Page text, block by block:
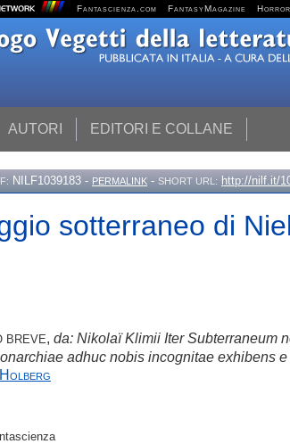
Fantascienza.com FantasyMagazine
AUTORI EDITORI E COLLANE
NILF1039183 - PERMALINK - SHORT URL: http://nilf.it/
sotterraneo di
BREVE, da: Nikolaï Klimii Iter Subterraneum
adhuc nobis incognitae exhibens
Holberg